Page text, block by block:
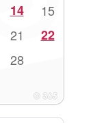
14 15
21 22
28